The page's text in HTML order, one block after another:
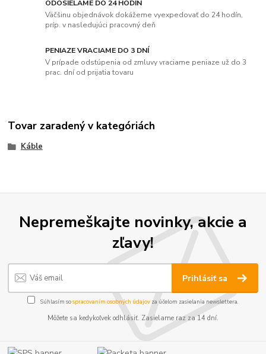
ODOSIELAME DO 24 HODÍN
Väčšinu objednávok dokážeme vyexpedovať do 24 hodín,
príp. v nasledujúci pracovný deň
PENIAZE VRACIAME DO 3 DNÍ
V prípade odstúpenia od zmluvy vraciame peniaze už do 3
prac. dní od prijatia tovaru
Tovar zaradený v kategóriách
Káble
Nepremeškajte novinky, akcie a
zľavy!
Prihlásiť sa
Súhlasím sospracovaním osobných údajov za účelom zasielania newslettera.
Môžete sa kedykoľvek odhlásiť. Zasielame raz za 14 dní.